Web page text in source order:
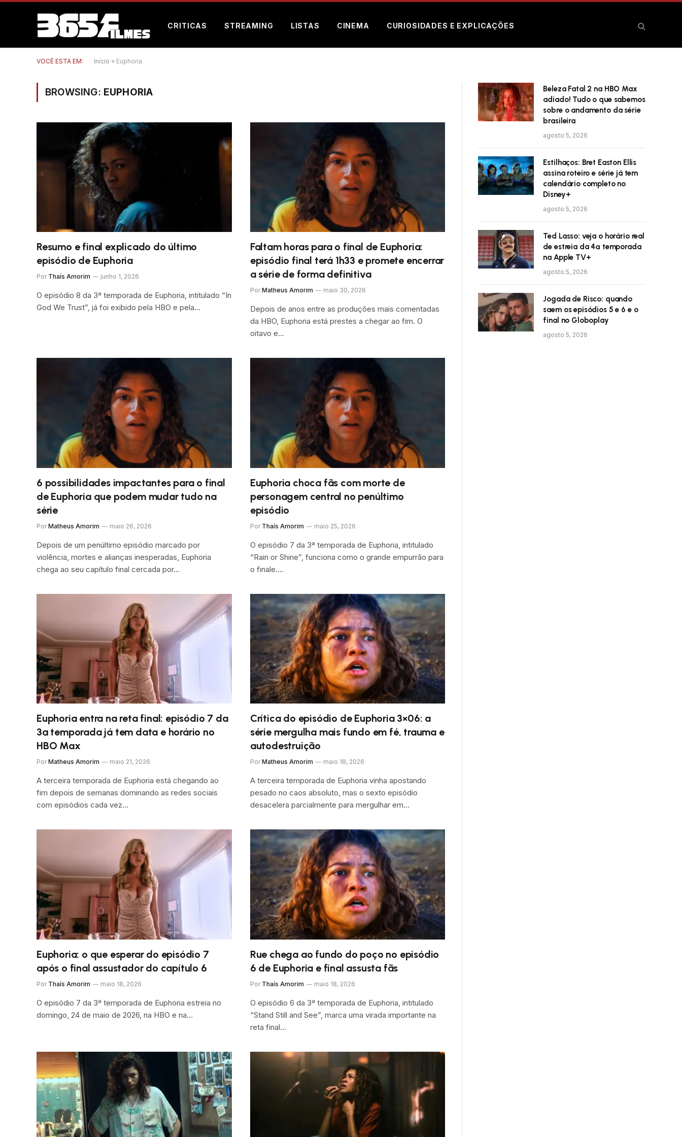
CRITICAS STREAMING LISTAS CINEMA CURIOSIDADES E EXPLICAÇÕES
VOCÊ ESTÁ EM: Início » Euphoria
BROWSING: EUPHORIA
Resumo e final explicado do último
episódio de Euphoria
Por Thaís Amorim junho 1, 2026
O episódio 8 da 3ª temporada de Euphoria, intitulado “In
God We Trust”, já foi exibido pela HBO e pela…
Faltam horas para o final de Euphoria:
episódio final terá 1h33 e promete encerrar
a série de forma definitiva
Por Matheus Amorim maio 30, 2026
Depois de anos entre as produções mais comentadas
da HBO, Euphoria está prestes a chegar ao fim. O
oitavo e…
6 possibilidades impactantes para o final
de Euphoria que podem mudar tudo na
série
Por Matheus Amorim maio 26, 2026
Depois de um penúltimo episódio marcado por
violência, mortes e alianças inesperadas, Euphoria
chega ao seu capítulo final cercada por…
Euphoria choca fãs com morte de
personagem central no penúltimo
episódio
Por Thaís Amorim maio 25, 2026
O episódio 7 da 3ª temporada de Euphoria, intitulado
“Rain or Shine”, funciona como o grande empurrão para
o finale.…
Euphoria entra na reta final: episódio 7 da
3ª temporada já tem data e horário no
HBO Max
Por Matheus Amorim maio 21, 2026
A terceira temporada de Euphoria está chegando ao
fim depois de semanas dominando as redes sociais
com episódios cada vez…
Crítica do episódio de Euphoria 3×06: a
série mergulha mais fundo em fé, trauma e
autodestruição
Por Matheus Amorim maio 18, 2026
A terceira temporada de Euphoria vinha apostando
pesado no caos absoluto, mas o sexto episódio
desacelera parcialmente para mergulhar em…
Euphoria: o que esperar do episódio 7
após o final assustador do capítulo 6
Por Thaís Amorim maio 18, 2026
O episódio 7 da 3ª temporada de Euphoria estreia no
domingo, 24 de maio de 2026, na HBO e na…
Rue chega ao fundo do poço no episódio
6 de Euphoria e final assusta fãs
Por Thaís Amorim maio 18, 2026
O episódio 6 da 3ª temporada de Euphoria, intitulado
“Stand Still and See”, marca uma virada importante na
reta final…
Beleza Fatal 2 na HBO Max
adiado! Tudo o que sabemos
sobre o andamento da série
brasileira
agosto 5, 2026
Estilhaços: Bret Easton Ellis
assina roteiro e série já tem
calendário completo no
Disney+
agosto 5, 2026
Ted Lasso: veja o horário real
de estreia da 4ª temporada
na Apple TV+
agosto 5, 2026
Jogada de Risco: quando
saem os episódios 5 e 6 e o
final no Globoplay
agosto 5, 2026